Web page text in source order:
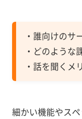
・誰向けのサ
・どのような
・話を聞くメ
細かい機能やス